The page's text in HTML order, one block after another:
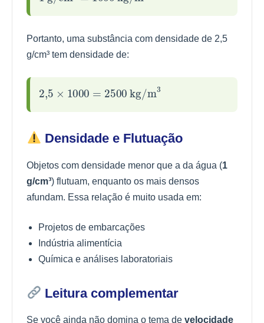
Portanto, uma substância com densidade de 2,5
g/cm³ tem densidade de:
2 ,5 × 1000 2500kg/m 3
Densidade e Flutuação
Objetos com densidade menor que a da água (1
g/cm³) flutuam, enquanto os mais densos
afundam. Essa relação é muito usada em:
Projetos de embarcações
Indústria alimentícia
Química e análises laboratoriais
Leitura complementar
Se você ainda não domina o tema de velocidade